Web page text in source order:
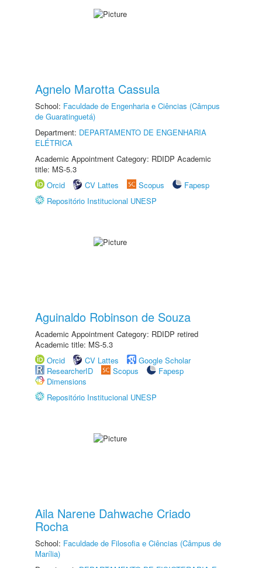
Agnelo Marotta Cassula
School: Faculdade de Engenharia e Ciências (Câmpus
de Guaratinguetá)
Department: DEPARTAMENTO DE ENGENHARIA
ELÉTRICA
Academic Appointment Category: RDIDP Academic
title: MS-5.3
Orcid
CV Lattes Scopus
Fapesp
Repositório Institucional UNESP
Aguinaldo Robinson de Souza
Academic Appointment Category: RDIDP retired
Academic title: MS-5.3
Orcid
CV Lattes
Google Scholar
ResearcherID
Scopus
Fapesp
Dimensions
Repositório Institucional UNESP
Aila Narene Dahwache Criado
Rocha
School: Faculdade de Filosofia e Ciências (Câmpus de
Marília)